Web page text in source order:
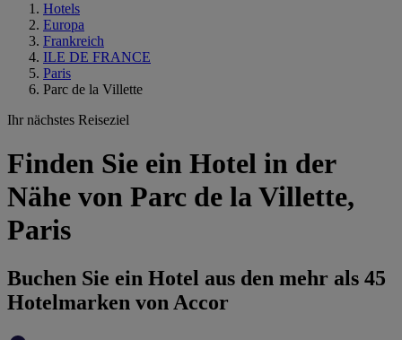
Hotels
Europa
Frankreich
ILE DE FRANCE
Paris
Parc de la Villette
Ihr nächstes Reiseziel
Finden Sie ein Hotel in der
Nähe von Parc de la Villette,
Paris
Buchen Sie ein Hotel aus den mehr als 45
Hotelmarken von Accor